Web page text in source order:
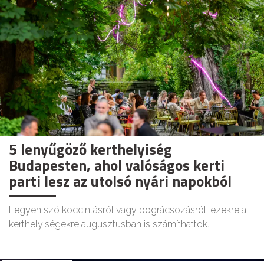
5 lenyűgöző kerthelyiség
Budapesten, ahol valóságos kerti
parti lesz az utolsó nyári napokból
Legyen szó koccintásról vagy bográcsozásról, ezekre a
kerthelyiségekre augusztusban is számíthattok.